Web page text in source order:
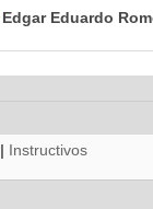
Edgar Eduardo
| Instructivos